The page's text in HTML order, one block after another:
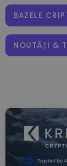
BAZELE
NOUTĂȚI &